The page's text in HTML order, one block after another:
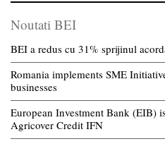
Noutati BEI
BEI a redus cu 31% sprijinul
Romania implements SME
businesses
European Investment Bank (EIB)
Agricover Credit IFN